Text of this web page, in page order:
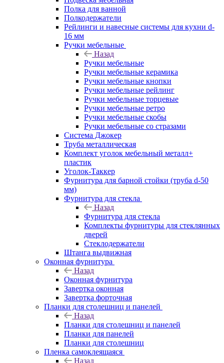
Полка для ванной
Полкодержатели
Рейлинги и навесные системы для кухни d-
16 мм
Ручки мебельные
Назад
Ручки мебельные
Ручки мебельные керамика
Ручки мебельные кнопки
Ручки мебельные рейлинг
Ручки мебельные торцевые
Ручки мебельные ретро
Ручки мебельные скобы
Ручки мебельные со стразами
Система Джокер
Труба металлическая
Комплект уголок мебельный металл+
пластик
Уголок-Таккер
Фурнитура для барной стойки (труба d-50
мм)
Фурнитура для стекла
Назад
Фурнитура для стекла
Комплекты фурнитуры для стеклянных
дверей
Стеклодержатели
Штанга выдвижная
Оконная фурнитура
Назад
Оконная фурнитура
Завертка оконная
Завертка форточная
Планки для столешниц и панелей
Назад
Планки для столешниц и панелей
Планки для панелей
Планки для столешниц
Пленка самоклеящаяся
Назад